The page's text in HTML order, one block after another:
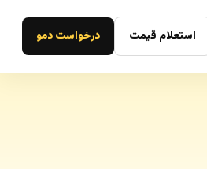
استعلام قیمت درخواست دمو